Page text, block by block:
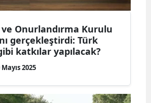
Onurlandırma Kurulu
gerçekleştirdi: Türk
katkılar yapılacak?
Mayıs 2025